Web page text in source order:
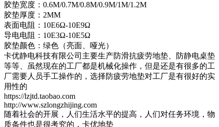
胶垫宽度：0.6M/0.7M/0.8M/0.9M/1M/1.2M
胶垫厚度：2MM
表面电阻：10E6Ω-10E9Ω
导电电阻：10E3Ω-10E5Ω
胶垫颜色：绿色（亮面、哑光）
卡优静电科技有限公司主要生产防滑抗疲劳地垫、防静电桌垫
等等、虽然现在的工厂都是机械化操作，但是还是有很多的工
厂需要人员手工操作的，选择防疲劳地垫对工厂是有很好的实
用性的
https://lzjtd.taobao.com
http://www.szlongzhijing.com
随着社会的开展，人们生活水平的提高，人们对任务环境，物
质条件也是很考究的，卡优地垫